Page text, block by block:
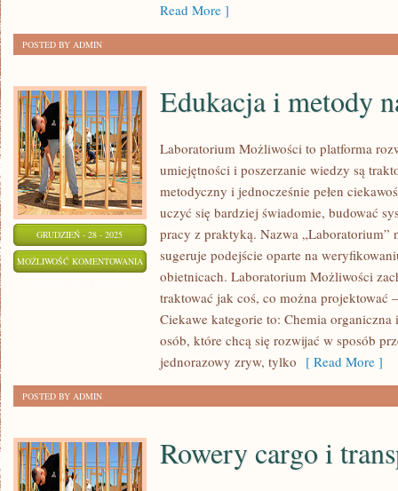
Read More ]
POSTED BY ADMIN
GRUDZIEŃ - 28 - 2025
MOŻLIWOŚĆ KOMENTOWANIA EDUKACJA
METODY
NAUCZANIA
Edukacja i metody
Laboratorium Możliwości to platforma
umiejętności i poszerzanie wiedzy są
metodyczny i jednocześnie pełen
uczyć się bardziej świadomie, budować
pracy z praktyką. Nazwa „Laboratorium”
sugeruje podejście oparte na
obietnicach. Laboratorium Możliwości
traktować jak coś, co można projektować
Ciekawe kategorie to: Chemia
osób, które chcą się rozwijać w sposób
jednorazowy zryw, tylko [ Read More ]
POSTED BY ADMIN
Rowery cargo i